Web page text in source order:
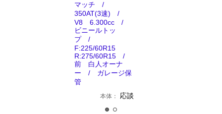
マッチ /
350AT(3速) /
V8 6.300cc /
ビニールトッ
プ /
F:225/60R15
R:275/60R15 /
前 白人オーナ
ー / ガレージ保
管
本体： 応談